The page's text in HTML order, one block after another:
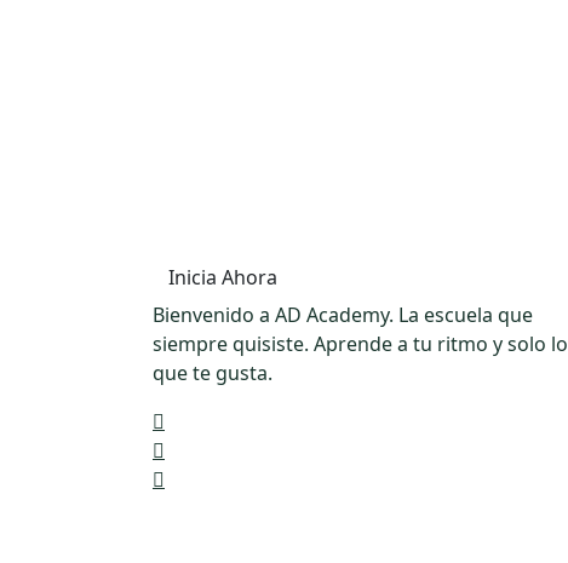
Inicia Ahora
Bienvenido a AD Academy. La escuela que
siempre quisiste. Aprende a tu ritmo y solo lo
que te gusta.